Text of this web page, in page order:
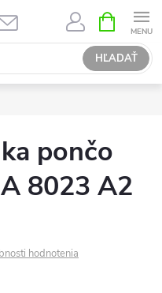
HĽADAŤ
KOŠÍK
pončo
8023 A2
hodnotenia